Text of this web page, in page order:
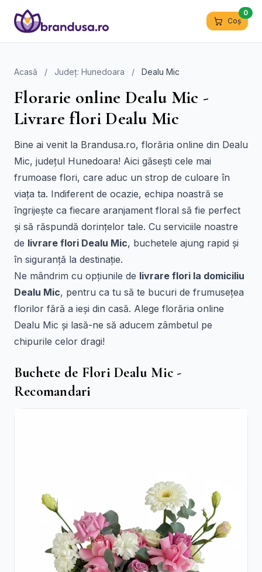
Coș
0
Acasă / Județ: Hunedoara / Dealu Mic
Florarie online Dealu Mic -
Livrare flori Dealu Mic
Bine ai venit la Brandusa.ro, florăria online din Dealu
Mic, județul Hunedoara! Aici găsești cele mai
frumoase flori, care aduc un strop de culoare în
viața ta. Indiferent de ocazie, echipa noastră se
îngrijește ca fiecare aranjament floral să fie perfect
și să răspundă dorințelor tale. Cu serviciile noastre
de livrare flori Dealu Mic, buchetele ajung rapid și
în siguranță la destinație.
Ne mândrim cu opțiunile de livrare flori la domiciliu
Dealu Mic, pentru ca tu să te bucuri de frumusețea
florilor fără a ieși din casă. Alege florăria online
Dealu Mic și lasă-ne să aducem zâmbetul pe
chipurile celor dragi!
Buchete de Flori Dealu Mic -
Recomandari